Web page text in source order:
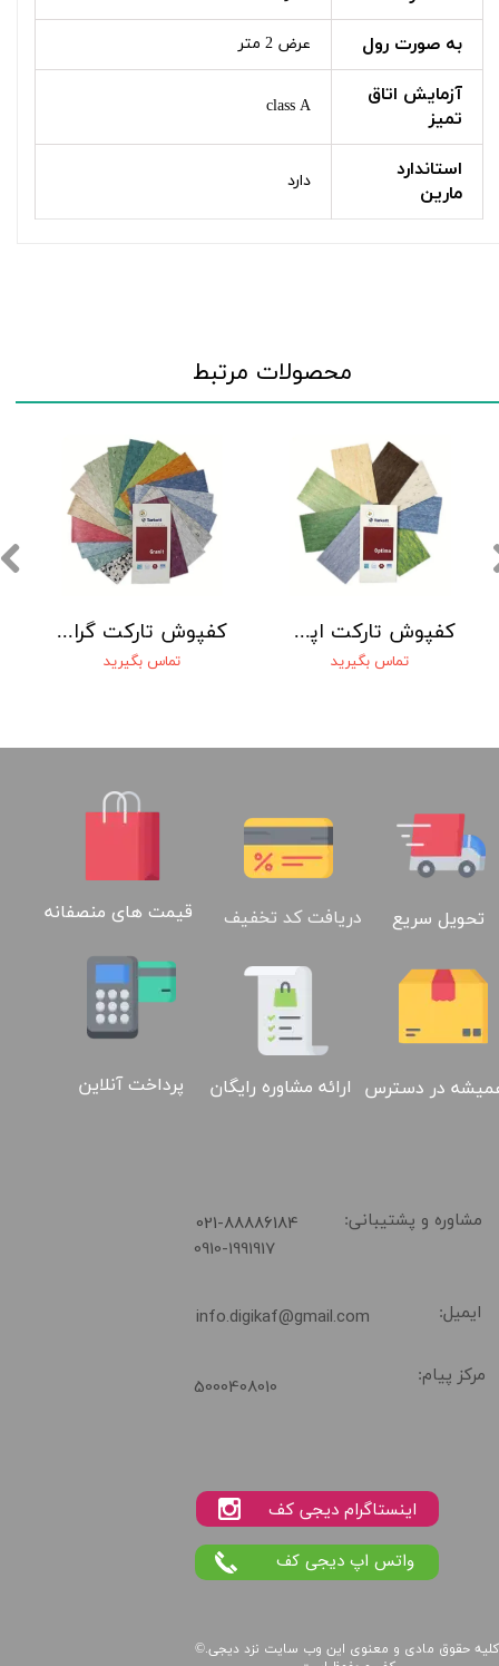
به صورت رول عرض 2 متر
آزمایش اتاق
تمیز
class A
استاندارد
مارین
دارد
کفپوش تارکت گرانیت TARKETT
تماس بگیرید
کفپوش تارکت اپتیما TARKETT
تماس بگیرید
محصولات مرتبط
تحویل سریع دریافت کد تخفیف قیمت های منصفانه
در دسترس ارائه مشاوره رایگان پرداخت آنلاین
مشاوره و پشتیبانی: ​021-88886184
info.digikaf@gmail.com
02188886184
©. کلیه حقوق مادی و معنوی این وب سایت نزددیجی
ایمیل:
مرکز پیام: 5000408010
0910-1991917
واتس اپ دیجی کف